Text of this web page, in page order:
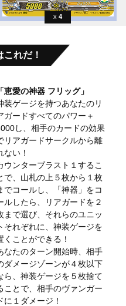
4
れだ！
「恵愛の神器 フリッグ」
装ゲージを持つあなたのリ
ガードすべてのパワー＋
し、相手のカードの効果
リアガードサークルから離
ない！
ウンターブラスト１するこ
で、山札の上５枚から１枚
でコールし、「神器」をコ
ルしたら、リアガードを２
まで選び、それらのユニッ
それぞれに、神装ゲージを
くことができる！
なたのターン開始時、相手
ダメージゾーンが４枚以下
ら、神装ゲージを５枚捨て
ことで、相手のヴァンガー
に１ダメージ！